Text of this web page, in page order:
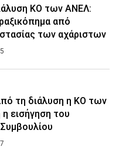
ΚΟ των ΑΝΕΛ:
από
των αχάριστων
τη διάλυση η ΚΟ των
εισήγηση του